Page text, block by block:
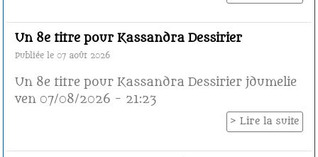
Un 8e titre pour Kassandra Dessirier
Publiée le 07 août 2026
Un 8e titre pour Kassandra Dessirier jdumelie
ven 07/08/2026 - 21:23
Lire la suite